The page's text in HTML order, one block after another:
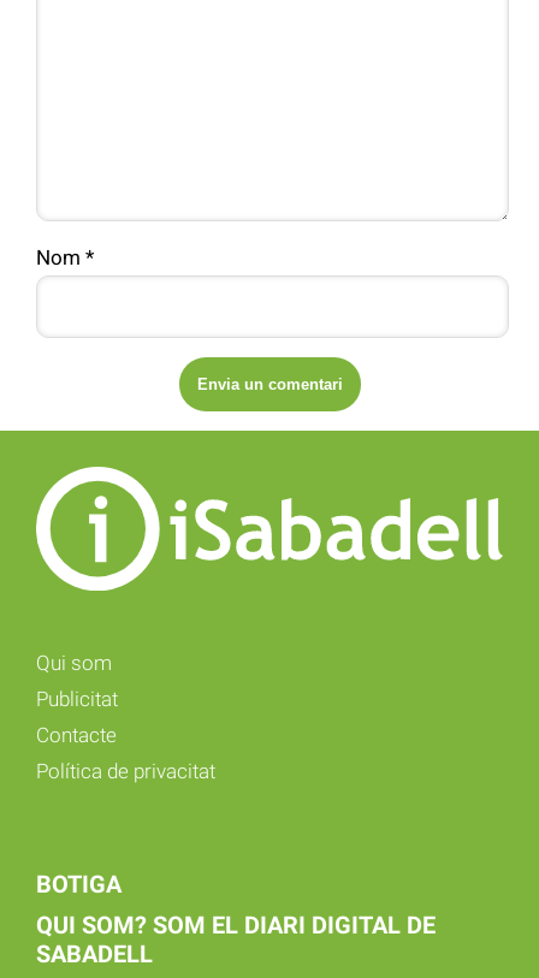
Nom *
Qui som
Publicitat
Contacte
Política de privacitat
BOTIGA
QUI SOM? SOM EL DIARI DIGITAL DE
SABADELL